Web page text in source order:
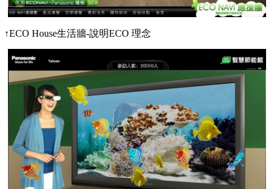
↑ECO House生活牆-說明ECO 理念